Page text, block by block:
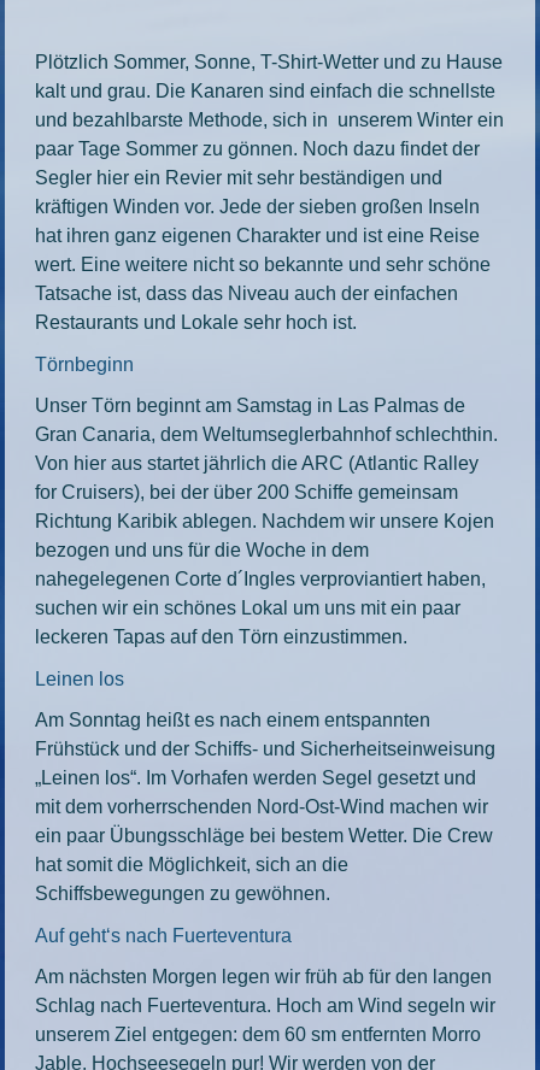
Plötzlich Sommer, Sonne, T-Shirt-Wetter und zu Hause
kalt und grau. Die Kanaren sind einfach die schnellste
und bezahlbarste Methode, sich in unserem Winter ein
paar Tage Sommer zu gönnen. Noch dazu findet der
Segler hier ein Revier mit sehr beständigen und
kräftigen Winden vor. Jede der sieben großen Inseln
hat ihren ganz eigenen Charakter und ist eine Reise
wert. Eine weitere nicht so bekannte und sehr schöne
Tatsache ist, dass das Niveau auch der einfachen
Restaurants und Lokale sehr hoch ist.
Törnbeginn
Unser Törn beginnt am Samstag in Las Palmas de
Gran Canaria, dem Weltumseglerbahnhof schlechthin.
Von hier aus startet jährlich die ARC (Atlantic Ralley
for Cruisers), bei der über 200 Schiffe gemeinsam
Richtung Karibik ablegen. Nachdem wir unsere Kojen
bezogen und uns für die Woche in dem
nahegelegenen Corte d´Ingles verproviantiert haben,
suchen wir ein schönes Lokal um uns mit ein paar
leckeren Tapas auf den Törn einzustimmen.
Leinen los
Am Sonntag heißt es nach einem entspannten
Frühstück und der Schiffs- und Sicherheitseinweisung
„Leinen los“. Im Vorhafen werden Segel gesetzt und
mit dem vorherrschenden Nord-Ost-Wind machen wir
ein paar Übungsschläge bei bestem Wetter. Die Crew
hat somit die Möglichkeit, sich an die
Schiffsbewegungen zu gewöhnen.
Auf geht‘s nach Fuerteventura
Am nächsten Morgen legen wir früh ab für den langen
Schlag nach Fuerteventura. Hoch am Wind segeln wir
unserem Ziel entgegen: dem 60 sm entfernten Morro
Jable. Hochseesegeln pur! Wir werden von der